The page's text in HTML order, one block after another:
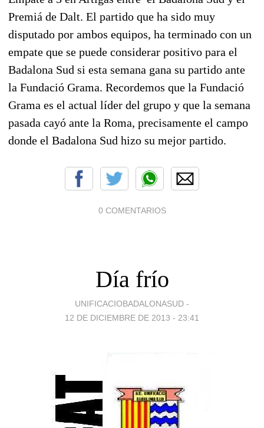
Premiá de Dalt. El partido que ha sido muy
disputado por ambos equipos, ha terminado con un
empate que se puede considerar positivo para el
Badalona Sud si esta semana gana su partido ante
la Fundació Grama. Recordemos que la Fundació
Grama es el actual líder del grupo y que la semana
pasada cayó ante la Roma, precisamente el campo
donde el Badalona Sud hizo su mejor partido.
0 COMENTARIOS
Día frío
UNIFICACIOBADALONASUD -
12 DE DICIEMBRE DE 2013 - 23:41